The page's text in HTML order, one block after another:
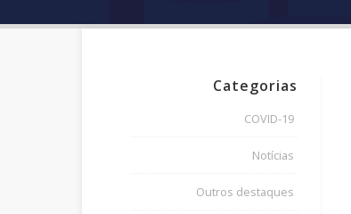
Categorias
COVID-19
Notícias
Outros destaques